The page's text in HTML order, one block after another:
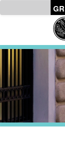
GR